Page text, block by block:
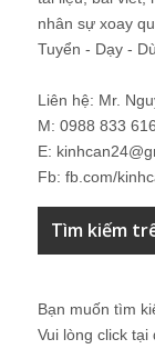
nhân sự xoay
Tuyển - Dạy -
Liên hệ: Mr.
M: 0988 833 616
E:
Fb: fb.com/
Tìm kiếm
Bạn muốn tìm
Vui lòng click